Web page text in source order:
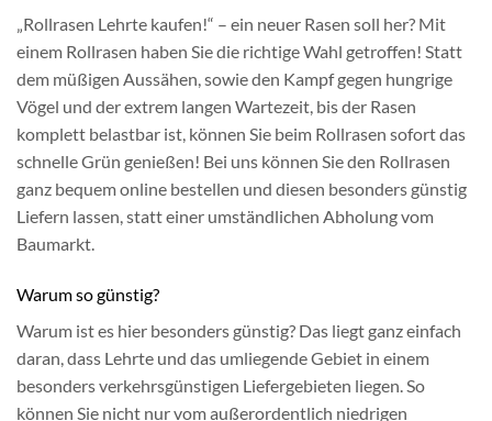
„Rollrasen Lehrte kaufen!“ – ein neuer Rasen soll her? Mit
einem Rollrasen haben Sie die richtige Wahl getroffen! Statt
dem müßigen Aussähen, sowie den Kampf gegen hungrige
Vögel und der extrem langen Wartezeit, bis der Rasen
komplett belastbar ist, können Sie beim Rollrasen sofort das
schnelle Grün genießen! Bei uns können Sie den Rollrasen
ganz bequem online bestellen und diesen besonders günstig
Liefern lassen, statt einer umständlichen Abholung vom
Baumarkt.
Warum so günstig?
Warum ist es hier besonders günstig? Das liegt ganz einfach
daran, dass Lehrte und das umliegende Gebiet in einem
besonders verkehrsgünstigen Liefergebieten liegen. So
können Sie nicht nur vom außerordentlich niedrigen